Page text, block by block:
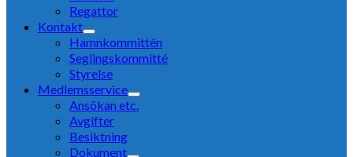
Regattor
Kontakt
Hamnkommittén
Seglingskommitté
Styrelse
Medlemsservice
Ansökan etc.
Avgifter
Besiktning
Dokument